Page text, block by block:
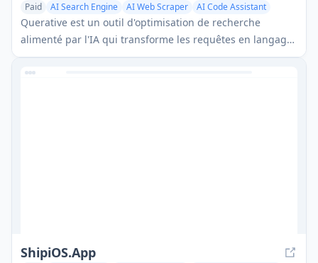
Paid AI Search Engine AI Web Scraper AI Code Assistant
Querative est un outil d'optimisation de recherche
alimenté par l'IA qui transforme les requêtes en langage
naturel en paramètres de recherche avancés sur
plusieurs plateformes comme LinkedIn, les réseaux
ShipiOS.App